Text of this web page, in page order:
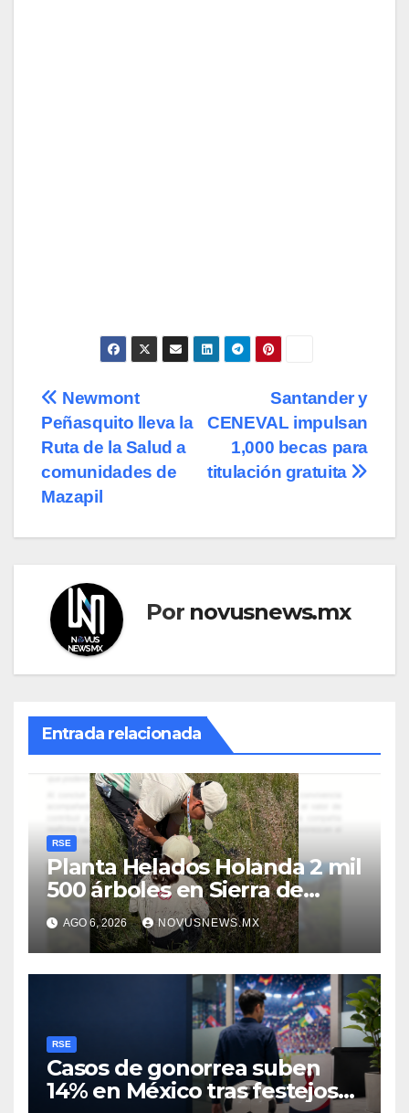
Navegación
de
entradas
Santander y
CENEVAL impulsan
1,000 becas para
titulación gratuita
Newmont
Peñasquito lleva la
Ruta de la Salud a
comunidades de
Mazapil
Por novusnews.mx
Entrada relacionada
RSE
Planta Helados Holanda 2 mil
500 árboles en Sierra de
Guadalupe
AGO 6, 2026 NOVUSNEWS.MX
RSE
Casos de gonorrea suben
14% en México tras festejos